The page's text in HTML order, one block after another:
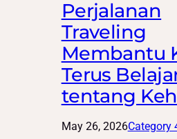
Perjalanan
Traveling
Membantu
Terus
tentang
May 26, 2026Category